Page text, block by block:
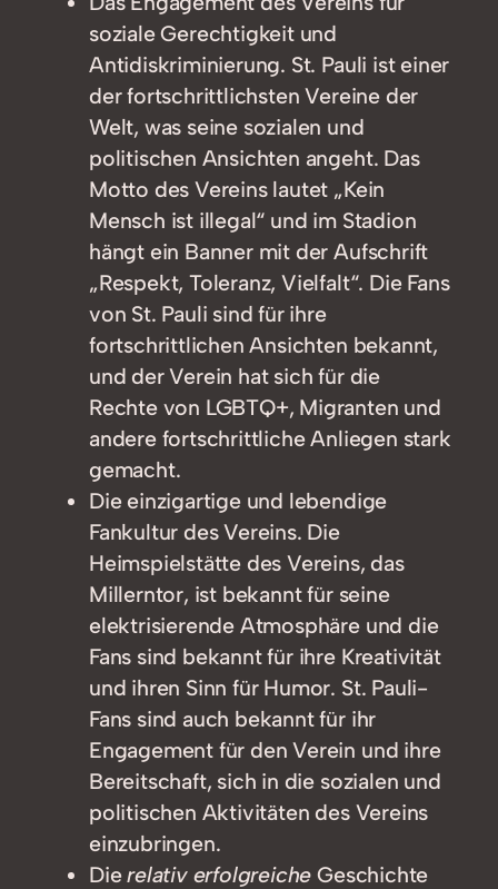
soziale Gerechtigkeit und
Antidiskriminierung. St. Pauli ist einer
der fortschrittlichsten Vereine der
Welt, was seine sozialen und
politischen Ansichten angeht. Das
Motto des Vereins lautet „Kein
Mensch ist illegal“ und im Stadion
hängt ein Banner mit der Aufschrift
„Respekt, Toleranz, Vielfalt“. Die Fans
von St. Pauli sind für ihre
fortschrittlichen Ansichten bekannt,
und der Verein hat sich für die
Rechte von LGBTQ+, Migranten und
andere fortschrittliche Anliegen stark
gemacht.
Die einzigartige und lebendige
Fankultur des Vereins. Die
Heimspielstätte des Vereins, das
Millerntor, ist bekannt für seine
elektrisierende Atmosphäre und die
Fans sind bekannt für ihre Kreativität
und ihren Sinn für Humor. St. Pauli-
Fans sind auch bekannt für ihr
Engagement für den Verein und ihre
Bereitschaft, sich in die sozialen und
politischen Aktivitäten des Vereins
einzubringen.
Dierelativ erfolgreiche Geschichte